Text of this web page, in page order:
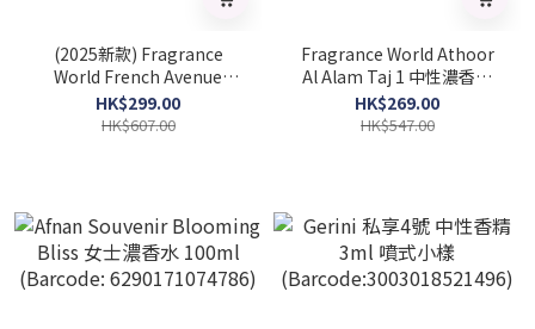
(2025新款) Fragrance
World French Avenue
Grecia 中性濃香水 100ml
(Barcode: 6290360378206)
HK$299.00
HK$607.00
Fragrance World Athoor
Al Alam Taj 1 中性濃香水
90ml (barcode:
6290360376301)
HK$269.00
HK$547.00